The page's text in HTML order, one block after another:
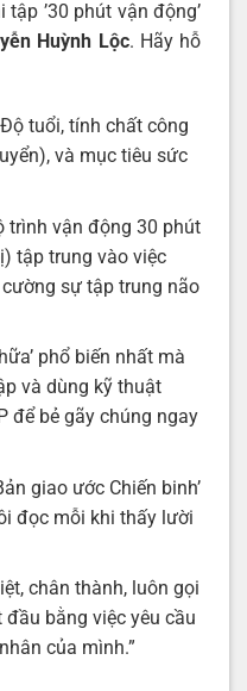
’30 phút vận động’
Huỳnh Lộc. Hãy hỗ
tuổi, tính chất công
và mục tiêu sức
trình vận động 30 phút
tập trung vào việc
sự tập trung não
phổ biến nhất mà
và dùng kỹ thuật
để bẻ gãy chúng ngay
giao ước Chiến binh’
đọc mỗi khi thấy lười
chân thành, luôn gọi
đầu bằng việc yêu cầu
của mình.”